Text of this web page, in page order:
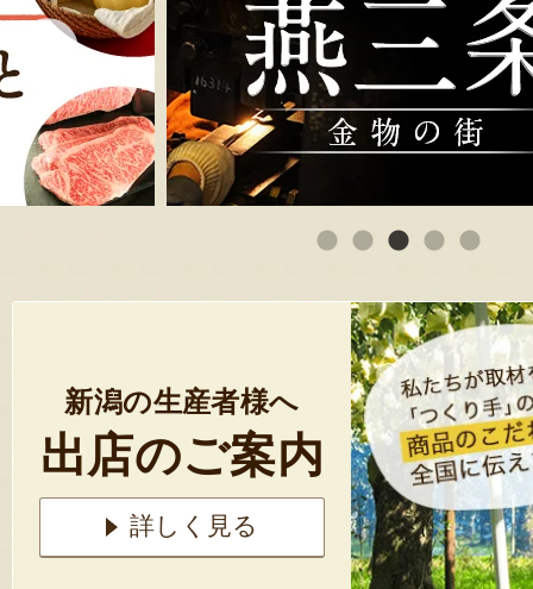
新潟の生産者様へ
出店のご案内
詳しく見る